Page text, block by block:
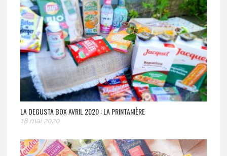
LA DEGUSTA BOX AVRIL 2020 : LA PRINTANIÈRE
18 mai 2020